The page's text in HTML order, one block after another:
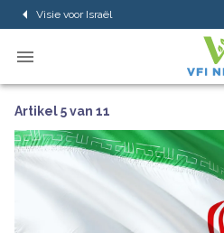
Visie voor Israël
Artikel 5 van 11